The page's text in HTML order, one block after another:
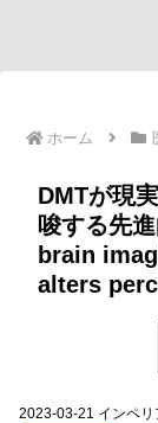
ホーム
DMTが現
唆する先
brain
alters
2023-03-21 インペ